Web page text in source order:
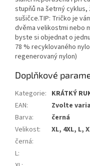
stupňů na šetrný
sušičce.TIP: Tričko je
dvěma velikostmi nebo
byste si objednat o
78 % recyklovaného
regenerovaný nylon)
Doplňkové
Kategorie: KRÁTKÝ
EAN:
Zvolte
Barva:
černá
Velikost:
XL, 4XL, L,
černá:
L: